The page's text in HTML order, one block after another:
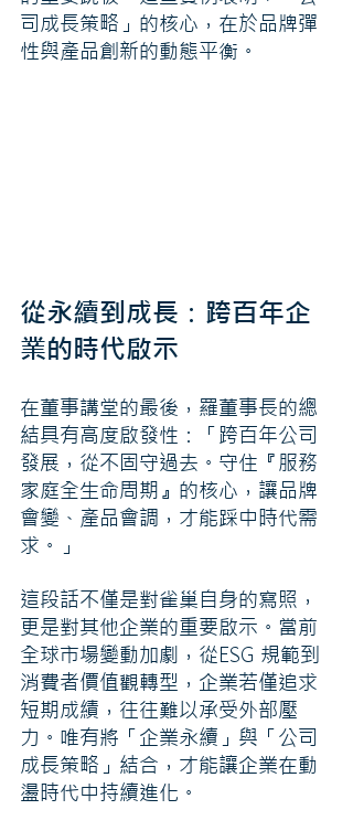
司成長策略」的核心，在於品牌彈
性與產品創新的動態平衡。
從永續到成長：跨百年企
業的時代啟示
在董事講堂的最後，羅董事長的總
結具有高度啟發性：「跨百年公司
發展，從不固守過去。守住『服務
家庭全生命周期』的核心，讓品牌
會變、產品會調，才能踩中時代需
求。」
這段話不僅是對雀巢自身的寫照，
更是對其他企業的重要啟示。當前
全球市場變動加劇，從ESG 規範到
消費者價值觀轉型，企業若僅追求
短期成績，往往難以承受外部壓
力。唯有將「企業永續」與「公司
成長策略」結合，才能讓企業在動
盪時代中持續進化。